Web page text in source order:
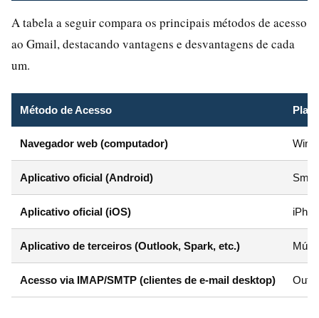
A tabela a seguir compara os principais métodos de acesso
ao Gmail, destacando vantagens e desvantagens de cada
um.
Método de Acesso
Navegador web (computador)
Aplicativo oficial (Android)
Aplicativo oficial (iOS)
Aplicativo de terceiros (Outlook, Spark, etc.)
Acesso via IMAP/SMTP (clientes de e-mail desktop)